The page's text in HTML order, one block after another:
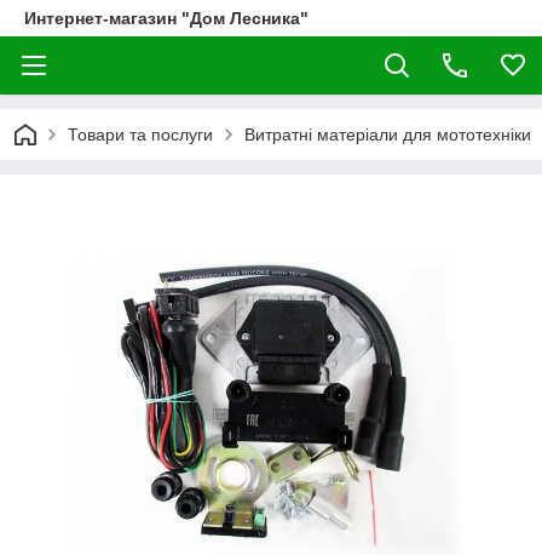
Интернет-магазин "Дом Лесника"
Товари та послуги Витратні матеріали для мототехніки